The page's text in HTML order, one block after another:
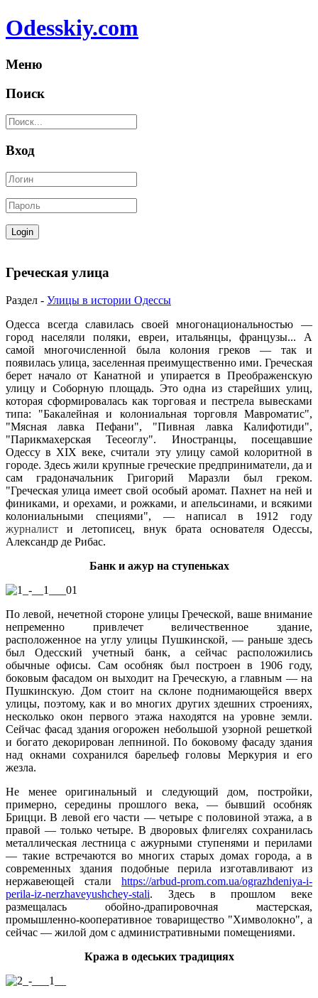
Odesskiy.com
Меню
Поиск
Вход
Греческая улица
Раздел - Улицы в истории Одессы
Одесса всегда славилась своей многонациональностью —
город населяли поляки, евреи, итальянцы, французы... А
самой многочисленной была колония греков — так и
появилась улица, заселенная преимущественно ими. Греческая
берет начало от Канатной и упирается в Преображенскую
улицу и Соборную площадь. Это одна из старейших улиц,
которая сформировалась как торговая и пестрела вывесками
типа: "Бакалейная и колониальная торговля Мавроматис",
"Мясная лавка Пефани", "Пивная лавка Калифотиди",
"Парикмахерская Тесеоглу". Иностранцы, посещавшие
Одессу в XIX веке, считали эту улицу самой колоритной в
городе. Здесь жили крупные греческие предприниматели, да и
сам градоначальник Григорий Маразли был греком.
"Греческая улица имеет свой особый аромат. Пахнет на ней и
финиками, и орехами, и рожками, и апельсинами, и всякими
колониальными специями", — написал в 1912 году
журналист и летописец, внук брата основателя Одессы,
Александр де Рибас.
Банк и ажур на ступеньках
По левой, нечетной стороне улицы Греческой, ваше внимание
непременно привлечет величественное здание,
расположенное на углу улицы Пушкинской, — раньше здесь
был Одесский учетный банк, а сейчас расположились
обычные офисы. Сам особняк был построен в 1906 году,
боковым фасадом он выходит на Греческую, а главным — на
Пушкинскую. Дом стоит на склоне поднимающейся вверх
улицы, поэтому, как и во многих других здешних строениях,
несколько окон первого этажа находятся на уровне земли.
Сейчас фасад здания огорожен небольшой узорной решеткой
и богато декорирован лепниной. По боковому фасаду здания
над окнами сохранился барельеф головы Меркурия и его
жезла.
Не менее оригинальный и следующий дом, постройки,
примерно, середины прошлого века, — бывший особняк
Брицци. В левой его части — четыре с половиной этажа, а в
правой — только четыре. В дворовых флигелях сохранилась
металлическая лестница с ажурными ступенями и перилами
— такие встречаются во многих старых домах города, а в
современных здания подобные перила изготавливают из
нержавеющей стали https://arbud-prom.com.ua/ograzhdeniya-i-
perila-iz-nerzhaveyushchey-stali. Здесь в прошлом веке
размещалась обойно-драпировочная мастерская,
промышленно-кооперативное товарищество "Химволокно", а
сейчас — жилой дом с админи­стративными помещениями.
Кража в одеських традициях